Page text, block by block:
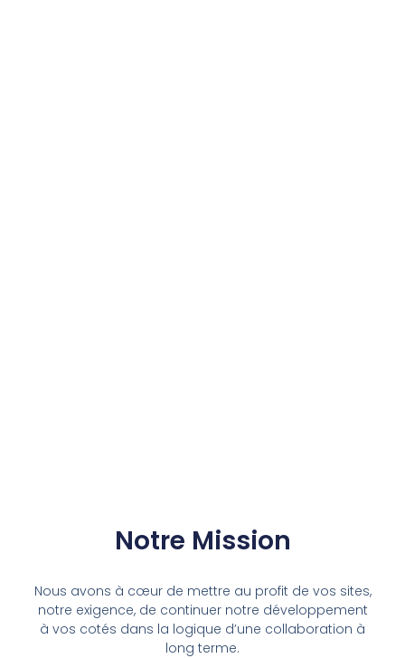
Notre Mission
Nous avons à cœur de mettre au profit de vos sites,
notre exigence, de continuer notre développement
à vos cotés dans la logique d’une collaboration à
long terme.